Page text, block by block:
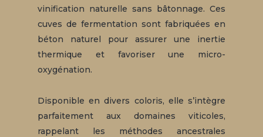
vinification naturelle sans bâtonnage. Ces
cuves de fermentation sont fabriquées en
béton naturel pour assurer une inertie
thermique et favoriser une micro-
oxygénation.
Disponible en divers coloris, elle s’intègre
parfaitement aux domaines viticoles,
rappelant les méthodes ancestrales